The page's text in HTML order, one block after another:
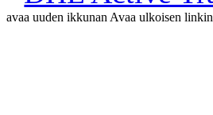
avaa uuden ikkunan Avaa ulkoisen linkin